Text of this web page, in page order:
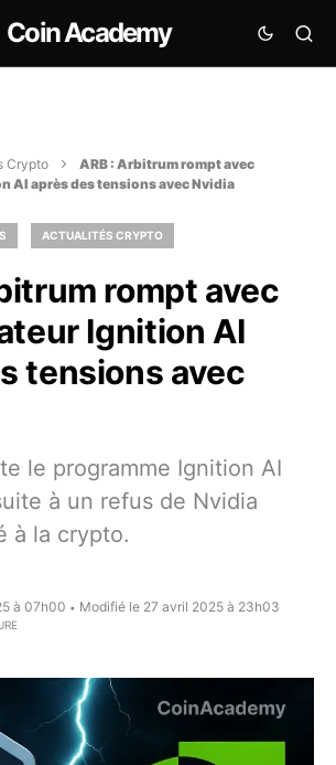
Coin Academy
Crypto
ARB : Arbitrum rompt avec
AI après des tensions avec Nvidia
ACTUALITÉS CRYPTO
rompt avec
Ignition AI
tensions avec
le programme Ignition AI
à un refus de Nvidia
à la crypto.
à 07h00 • Modifié le 27 avril 2025 à 23h03